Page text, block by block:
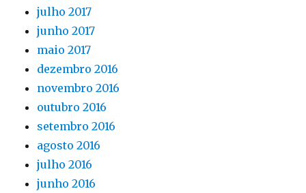
julho 2017
junho 2017
maio 2017
dezembro 2016
novembro 2016
outubro 2016
setembro 2016
agosto 2016
julho 2016
junho 2016